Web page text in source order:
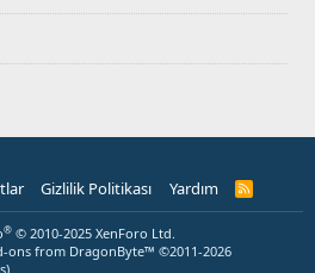
Gizlilik Politikası Yardım
R
® © 2010-2025 XenForo Ltd.
ons from DragonByte™ ©2011-2026
)